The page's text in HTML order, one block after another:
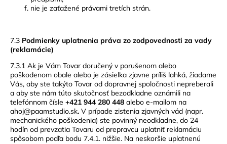
nie je zaťažené právami tretích strán.
7.3 Podmienky uplatnenia práva zo zodpovednosti za vady
(reklamácie)
7.3.1 Ak je Vám Tovar doručený v porušenom alebo
poškodenom obale alebo je zásielka zjavne príliš ľahká, žiadame
Vás, aby ste takýto Tovar od dopravnej spoločnosti nepreberali
a aby ste nám túto skutočnosť bezodkladne oznámili na
telefónnom čísle +421 944 280 448 alebo e-mailom na
ahoj@paamstudio.sk. V prípade zistenia zjavných vád (napr.
mechanického poškodenia) ste povinný neodkladne, do 24
hodín od prevzatia Tovaru od prepravcu uplatniť reklamáciu
spôsobom podľa bodu 7.4.1. nižšie. Na neskoršie uplatnenú